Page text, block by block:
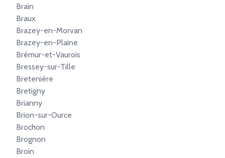
Brain
Braux
Brazey-en-Morvan
Brazey-en-Plaine
Brémur-et-Vaurois
Bressey-sur-Tille
Bretenière
Bretigny
Brianny
Brion-sur-Ource
Brochon
Brognon
Broin